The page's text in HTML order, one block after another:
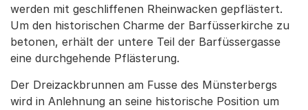
werden mit geschliffenen Rheinwacken gepflästert.
Um den historischen Charme der Barfüsserkirche zu
betonen, erhält der untere Teil der Barfüssergasse
eine durchgehende Pflästerung.
Der Dreizackbrunnen am Fusse des Münsterbergs
wird in Anlehnung an seine historische Position um